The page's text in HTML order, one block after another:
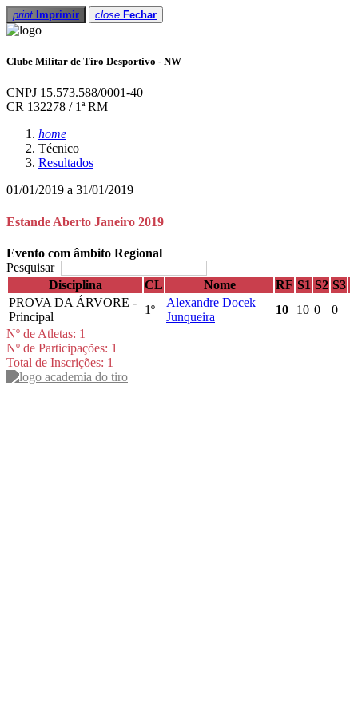
print Imprimir close Fechar
Clube Militar de Tiro Desportivo - NW
CNPJ 15.573.588/0001-40
CR 132278 / 1ª RM
home
Técnico
Resultados
01/01/2019 a 31/01/2019
Estande Aberto Janeiro 2019
Evento com âmbito Regional
Pesquisar
Disciplina
CL Nome RF S1 S2 S3
PROVA DA ÁRVORE -
Principal
1º
Alexandre Docek
Junqueira
10 10 0
0
Nº de Atletas: 1
Nº de Participações: 1
Total de Inscrições: 1